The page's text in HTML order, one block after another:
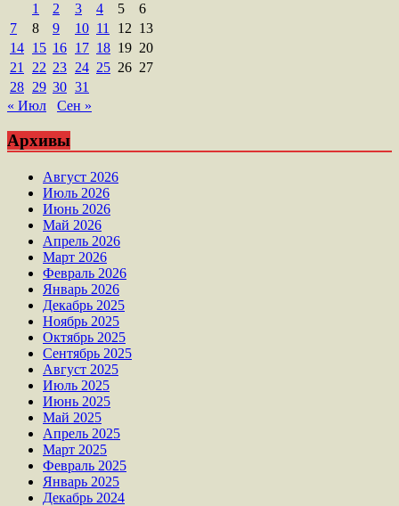
1
2 3 4 5
6
7
8 9 10 11 12 13
14 15 16 17 18 19 20
21
22 23 24 25 26 27
28 29 30 31
« Июл
Сен »
Архивы
Август 2026
Июль 2026
Июнь 2026
Май 2026
Апрель 2026
Март 2026
Февраль 2026
Январь 2026
Декабрь 2025
Ноябрь 2025
Октябрь 2025
Сентябрь 2025
Август 2025
Июль 2025
Июнь 2025
Май 2025
Апрель 2025
Март 2025
Февраль 2025
Январь 2025
Декабрь 2024